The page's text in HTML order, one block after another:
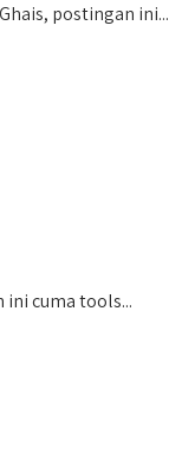
postingan ini...
ini cuma tools...